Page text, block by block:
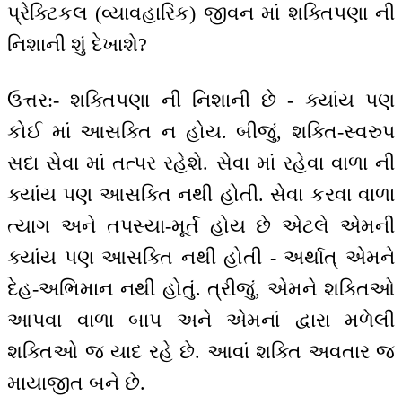
પ્રેક્ટિકલ (વ્યાવહારિક) જીવન માં શક્તિપણા ની
નિશાની શું દેખાશે?
ઉત્તર:- શક્તિપણા ની નિશાની છે - ક્યાંય પણ
કોઈ માં આસક્તિ ન હોય. બીજું, શક્તિ-સ્વરુપ
સદા સેવા માં તત્પર રહેશે. સેવા માં રહેવા વાળા ની
ક્યાંય પણ આસક્તિ નથી હોતી. સેવા કરવા વાળા
ત્યાગ અને તપસ્યા-મૂર્ત હોય છે એટલે એમની
ક્યાંય પણ આસક્તિ નથી હોતી - અર્થાત્ એમને
દેહ-અભિમાન નથી હોતું. ત્રીજું, એમને શક્તિઓ
આપવા વાળા બાપ અને એમનાં દ્વારા મળેલી
શક્તિઓ જ યાદ રહે છે. આવાં શક્તિ અવતાર જ
માયાજીત બને છે.